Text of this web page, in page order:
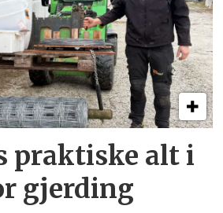
praktiske alt i
gjerding